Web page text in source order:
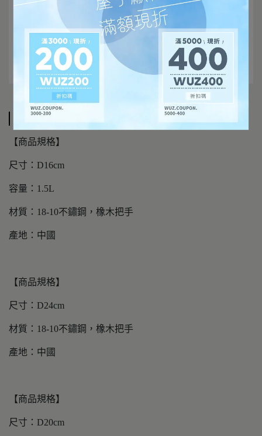
規格說明
【商品規格】
尺寸：D16cm
容量：1.5L
材質：18-10不鏽鋼，橡木把手
產地：中國
【商品規格】
尺寸：D24cm
材質：18-10不鏽鋼，橡木把手
產地：中國
【商品規格】
尺寸：D20cm